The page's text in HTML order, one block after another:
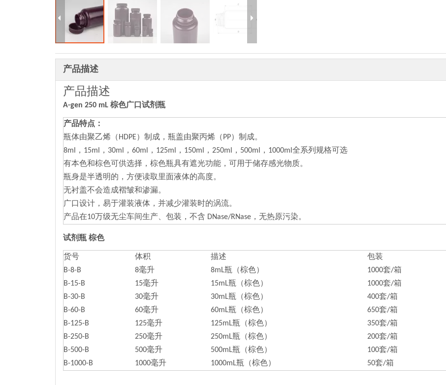
产品描述
产品描述
A-gen 250 mL 棕色广口试剂瓶
产品特点：
瓶体由聚乙烯（HDPE）制成，瓶盖由聚丙烯（PP）制成。
8ml，15ml，30ml，60ml，125ml，150ml，250ml，500ml，1000ml全系列规格可选
有本色和棕色可供选择，棕色瓶具有遮光功能，可用于储存感光物质。
瓶身是半透明的，方便读取里面液体的高度。
无衬盖不会造成褶皱和渗漏。
广口设计，易于灌装液体，并减少灌装时的涡流。
产品在10万级无尘车间生产、包装，不含 DNase/RNase，无热原污染。
试剂瓶 棕色
货号 体积 描述
包装
B-8-B
8毫升 8mL瓶（棕色）
1000套/箱
B-15-B
15毫升 15mL瓶（棕色）
1000套/箱
B-30-B
30毫升 30mL瓶（棕色）
400套/箱
B-60-B
60毫升 60mL瓶（棕色）
650套/箱
B-125-B
125毫升 125mL瓶（棕色）
350套/箱
B-250-B
250毫升 250mL瓶（棕色）
200套/箱
B-500-B
500毫升 500mL瓶（棕色）
100套/箱
B-1000-B
1000毫升 1000mL瓶（棕色） 50套/箱